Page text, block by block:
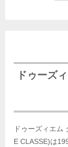
ドゥーズ
ドゥーズィエム
E CLASSE)は